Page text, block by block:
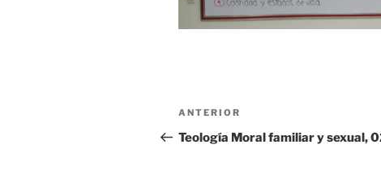
Navegación
de
Entrada
anterior:
ANTERIOR
Teología Moral familiar y sexual,